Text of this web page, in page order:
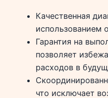
Качественная
использованием
Гарантия на
позволяет
расходов в
что исключает